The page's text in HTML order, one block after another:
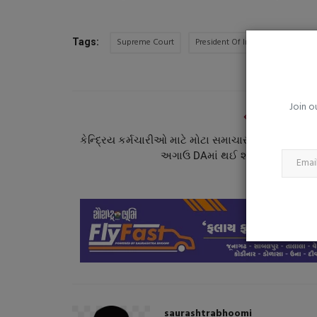
Join
Tags: Supreme Court President Of India
કેન્દ્રિય કર્મચારીઓ માટે મોટા સમાચાર આઠમા પગાર
અગાઉ DAમાં થઈ શકે છે ત્રણ
saurashtrabhoomi
saurashtrabhoomi Aug 7, 2026 0